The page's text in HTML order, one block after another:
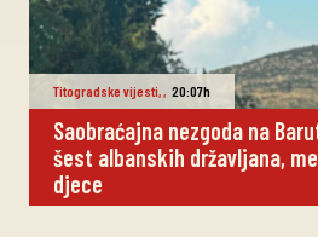
Titogradske vijesti,, 20:07h
Saobraćajna nezgoda na
šest albanskih državljana,
djece